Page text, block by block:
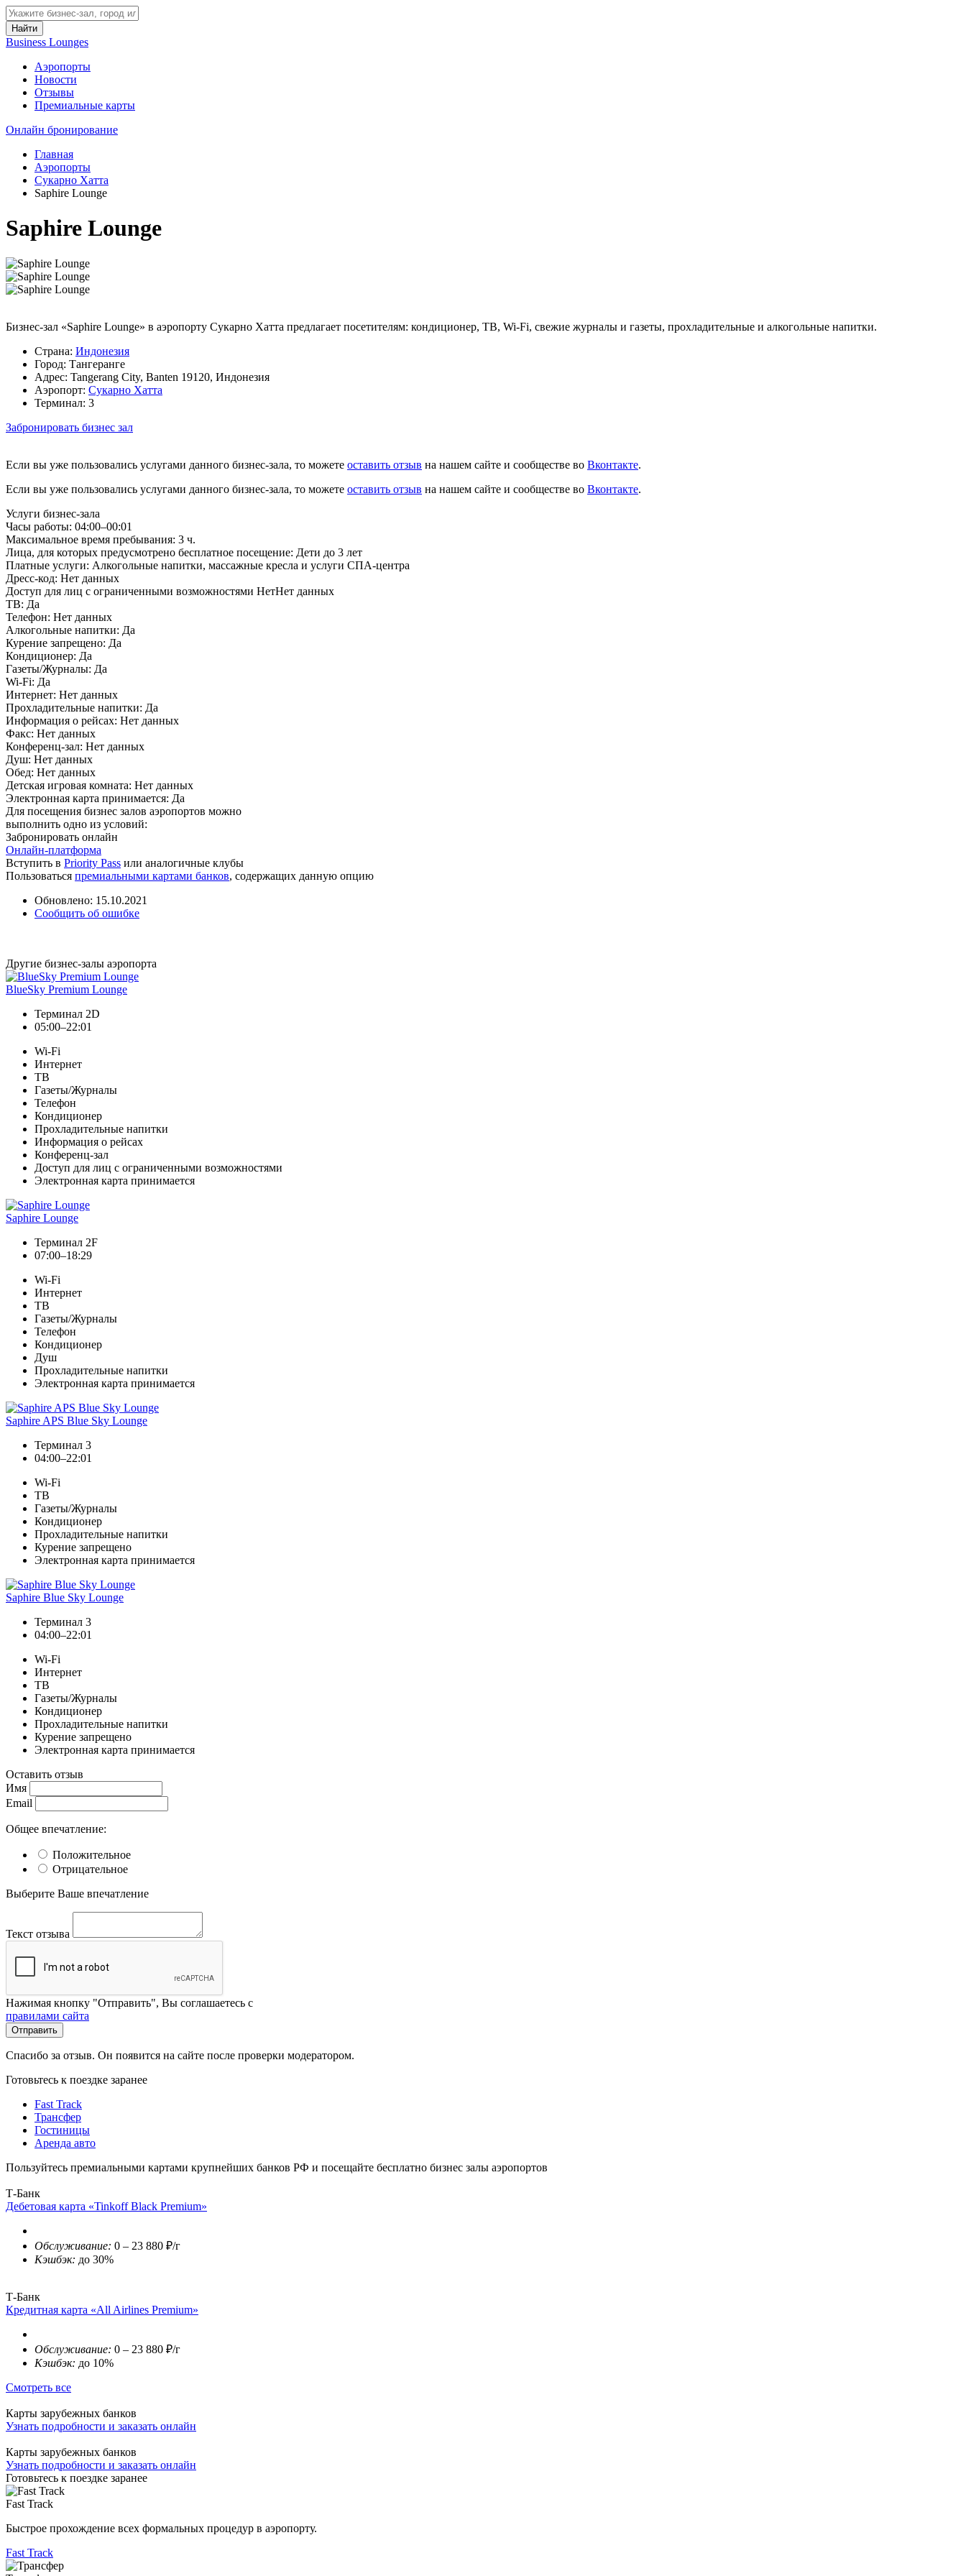
Найти
Business Lounges
Аэропорты
Новости
Отзывы
Премиальные карты
Онлайн бронирование
Главная
Аэропорты
Сукарно Хатта
Saphire Lounge
Saphire Lounge
Бизнес-зал «Saphire Lounge» в аэропорту Сукарно Хатта предлагает посетителям: кондиционер, ТВ, Wi-Fi, свежие журналы и газеты, прохладительные и алкогольные напитки.
Страна: Индонезия
Город: Тангеранге
Адрес: Tangerang City, Banten 19120, Индонезия
Аэропорт: Сукарно Хатта
Терминал: 3
Забронировать бизнес зал
Если вы уже пользовались услугами данного бизнес-зала, то можете оставить отзыв на нашем сайте и сообществе во Вконтакте.
Если вы уже пользовались услугами данного бизнес-зала, то можете оставить отзыв на нашем сайте и сообществе во Вконтакте.
Услуги бизнес-зала
Часы работы: 04:00–00:01
Максимальное время пребывания: 3 ч.
Лица, для которых предусмотрено бесплатное посещение: Дети до 3 лет
Платные услуги: Алкогольные напитки, массажные кресла и услуги СПА-центра
Дресс-код: Нет данных
Доступ для лиц с ограниченными возможностями НетНет данных
ТВ: Да
Телефон: Нет данных
Алкогольные напитки: Да
Курение запрещено: Да
Кондиционер: Да
Газеты/Журналы: Да
Wi-Fi: Да
Интернет: Нет данных
Прохладительные напитки: Да
Информация о рейсах: Нет данных
Факс: Нет данных
Конференц-зал: Нет данных
Душ: Нет данных
Обед: Нет данных
Детская игровая комната: Нет данных
Электронная карта принимается: Да
Для посещения бизнес залов аэропортов можно
выполнить одно из условий:
Забронировать онлайн
Онлайн-платформа
Вступить в Priority Pass или аналогичные клубы
Пользоваться премиальными картами банков, содержащих данную опцию
Обновлено: 15.10.2021
Сообщить об ошибке
Другие бизнес-залы аэропорта
BlueSky Premium Lounge
Терминал 2D
05:00–22:01
Wi-Fi
Интернет
ТВ
Газеты/Журналы
Телефон
Кондиционер
Прохладительные напитки
Информация о рейсах
Конференц-зал
Доступ для лиц с ограниченными возможностями
Электронная карта принимается
Saphire Lounge
Терминал 2F
07:00–18:29
Wi-Fi
Интернет
ТВ
Газеты/Журналы
Телефон
Кондиционер
Душ
Прохладительные напитки
Электронная карта принимается
Saphire APS Blue Sky Lounge
Терминал 3
04:00–22:01
Wi-Fi
ТВ
Газеты/Журналы
Кондиционер
Прохладительные напитки
Курение запрещено
Электронная карта принимается
Saphire Blue Sky Lounge
Терминал 3
04:00–22:01
Wi-Fi
Интернет
ТВ
Газеты/Журналы
Кондиционер
Прохладительные напитки
Курение запрещено
Электронная карта принимается
Оставить отзыв
Имя
Email
Общее впечатление:
Положительное
Отрицательное
Выберите Ваше впечатление
Текст отзыва
Нажимая кнопку "Отправить", Вы соглашаетесь с
правилами сайта
Отправить
Спасибо за отзыв. Он появится на сайте после проверки модератором.
Готовьтесь к поездке заранее
Fast Track
Трансфер
Гостиницы
Аренда авто
Пользуйтесь премиальными картами крупнейших банков РФ и посещайте бесплатно бизнес залы аэропортов
Т-Банк
Дебетовая карта «Tinkoff Black Premium»
Обслуживание: 0 – 23 880 ₽/г
Кэшбэк: до 30%
Т-Банк
Кредитная карта «All Airlines Premium»
Обслуживание: 0 – 23 880 ₽/г
Кэшбэк: до 10%
Смотреть все
Карты зарубежных банков
Узнать подробности и заказать онлайн
Карты зарубежных банков
Узнать подробности и заказать онлайн
Готовьтесь к поездке заранее
Fast Track
Быстрое прохождение всех формальных процедур в аэропорту.
Fast Track